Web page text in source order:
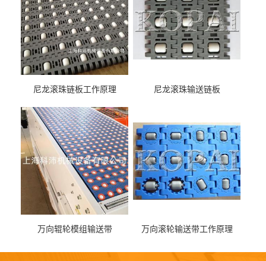
尼龙滚珠链板工作原理 尼龙滚珠输送链板
万向辊轮模组输送带 万向滚轮输送带工作原理